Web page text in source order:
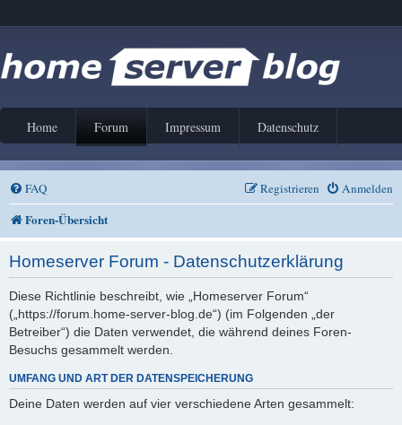
Home Forum Impressum Datenschutz
FAQ Anmelden
Registrieren
Foren-Übersicht
Homeserver Forum - Datenschutzerklärung
Diese Richtlinie beschreibt, wie „Homeserver Forum“
(„https://forum.home-server-blog.de“) (im Folgenden „der
Betreiber“) die Daten verwendet, die während deines Foren-
Besuchs gesammelt werden.
UMFANG UND ART DER DATENSPEICHERUNG
Deine Daten werden auf vier verschiedene Arten gesammelt: